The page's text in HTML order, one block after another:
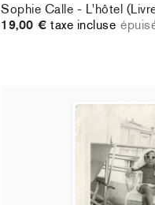
Sophie Calle - L'hôtel
19,00 € taxe incluse
Sophie Calle - Tu les as
taxe incluse